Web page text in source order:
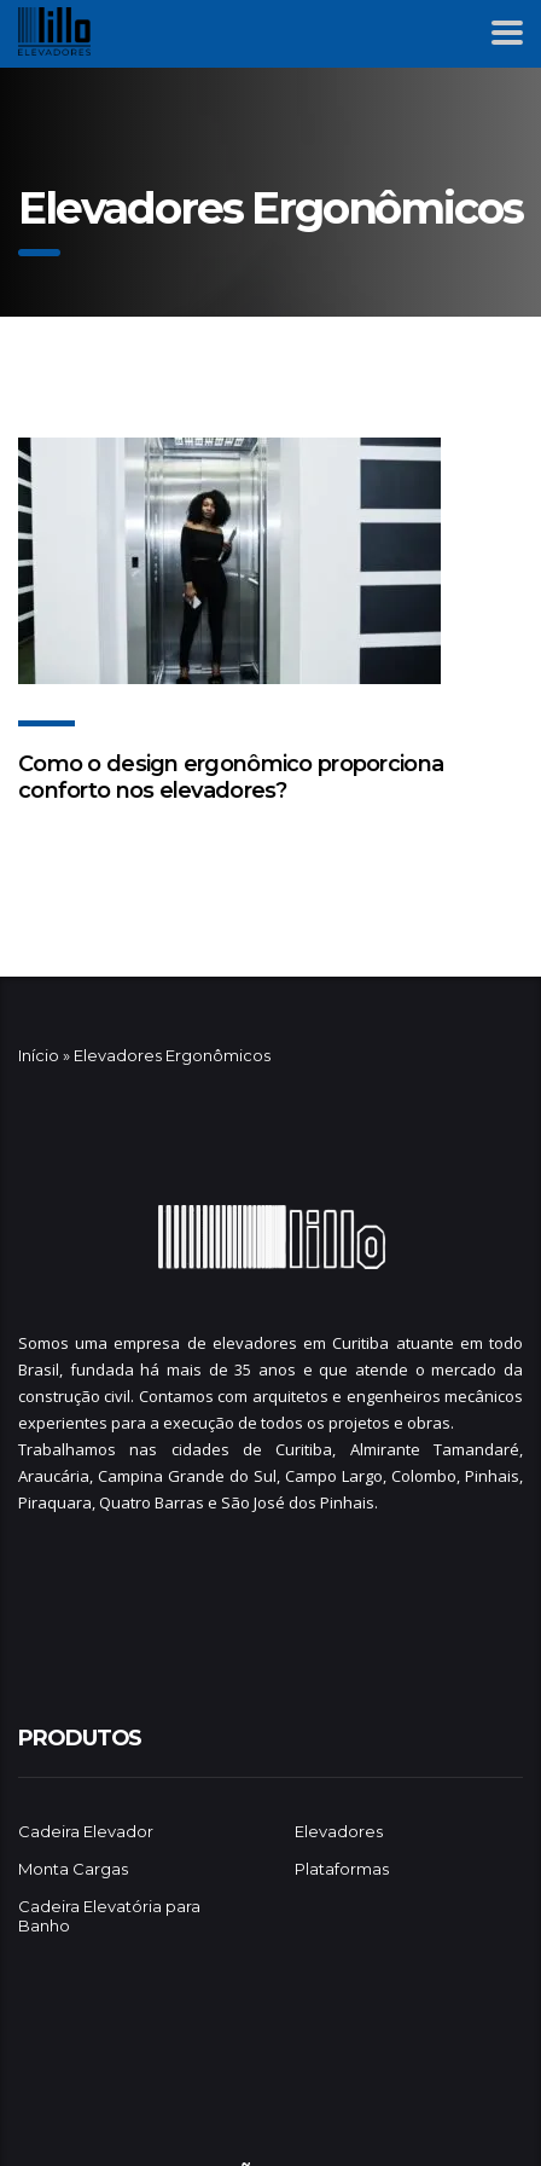
Elevadores Ergonômicos
Como o design ergonômico proporciona
conforto nos elevadores?
Início » Elevadores Ergonômicos
Somos uma empresa de elevadores em Curitiba atuante em todo
Brasil, fundada há mais de 35 anos e que atende o mercado da
construção civil. Contamos com arquitetos e engenheiros mecânicos
experientes para a execução de todos os projetos e obras.
Trabalhamos nas cidades de Curitiba, Almirante Tamandaré,
Araucária, Campina Grande do Sul, Campo Largo, Colombo, Pinhais,
Piraquara,Quatro Barras e São José dos Pinhais.
PRODUTOS
Cadeira Elevador
Elevadores
Monta Cargas
Plataformas
Cadeira Elevatória para
Banho